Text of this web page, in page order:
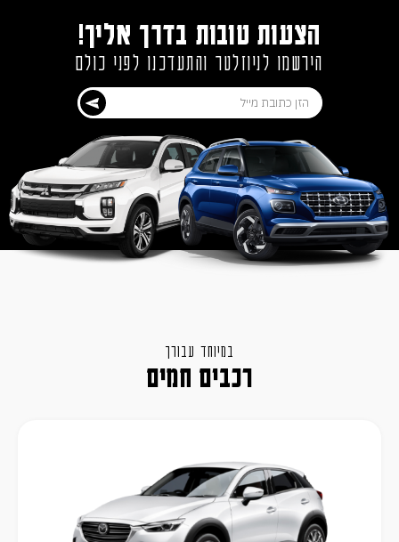
הצעות טובות בדרך אליך!
הירשמו לניוזלטר והתעדכנו לפני כולם
במיוחד עבורך
רכבים חמים